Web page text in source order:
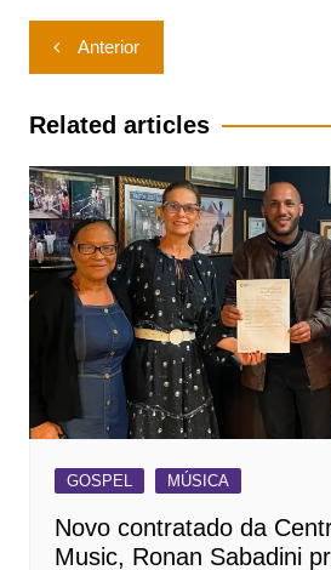
Navegação
de
Post
Anterior
Related articles
GOSPEL MÚSICA
Novo contratado da
Music, Ronan Sabadini